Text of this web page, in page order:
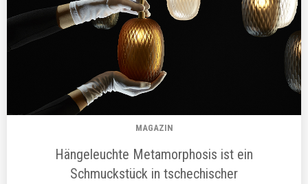
MAGAZIN
Hängeleuchte Metamorphosis ist ein
Schmuckstück in tschechischer